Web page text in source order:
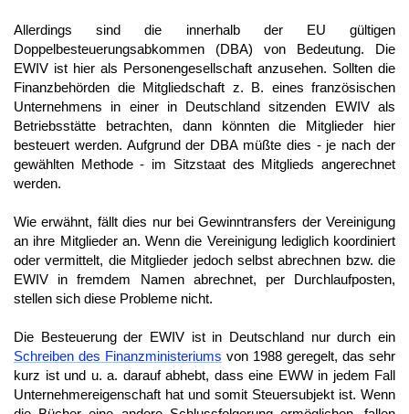
Allerdings sind die innerhalb der EU gültigen
Doppelbesteuerungsabkommen (DBA) von Bedeutung. Die
EWIV ist hier als Personengesellschaft anzusehen. Sollten die
Finanzbehörden die Mitgliedschaft z. B. eines französischen
Unternehmens in einer in Deutschland sitzenden EWIV als
Betriebsstätte betrachten, dann könnten die Mitglieder hier
besteuert werden. Aufgrund der DBA müßte dies - je nach der
gewählten Methode - im Sitzstaat des Mitglieds angerechnet
werden.
Wie erwähnt, fällt dies nur bei Gewinntransfers der Vereinigung
an ihre Mitglieder an. Wenn die Vereinigung lediglich koordiniert
oder vermittelt, die Mitglieder jedoch selbst abrechnen bzw. die
EWIV in fremdem Namen abrechnet, per Durchlaufposten,
stellen sich diese Probleme nicht.
Die Besteuerung der EWIV ist in Deutschland nur durch ein
Schreiben des Finanzministeriums von 1988 geregelt, das sehr
kurz ist und u. a. darauf abhebt, dass eine EWW in jedem Fall
Unternehmereigenschaft hat und somit Steuersubjekt ist. Wenn